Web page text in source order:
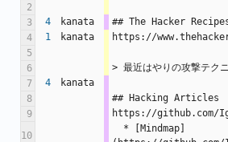
2
3
4 kanata
## The Hacker
4
1 kanata
https://
5
6
> 最近はやりの攻撃テク
7
4
kanata
8
## Hacking Articles
9
https://github.com/
10